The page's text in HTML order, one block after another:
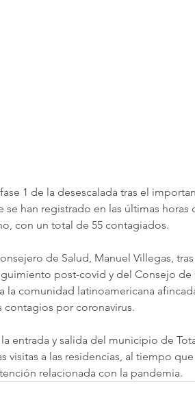
1 de la desescalada tras el
han registrado en las últimas horas
con un total de 55 contagiados.
de Salud, Manuel Villegas,
post-covid y del Consejo
la comunidad latinoamericana
por coronavirus.
entrada y salida del municipio de
visitas a las residencias, al tiempo que
relacionada con la pandemia.